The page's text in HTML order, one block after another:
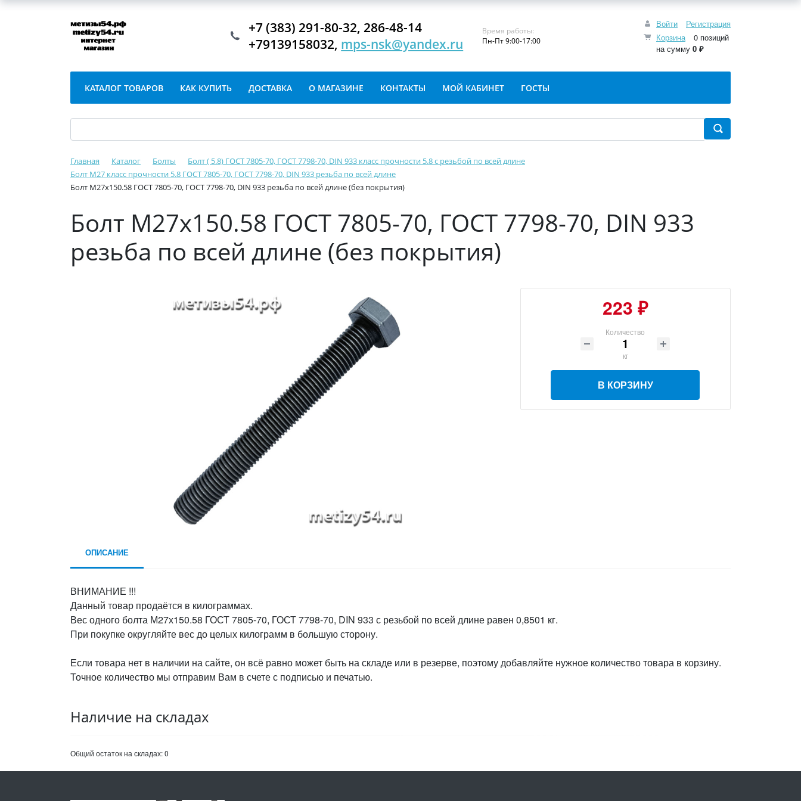
Войти
Регистрация
Корзина
0 позиций
на сумму 0 ₽
+7 (383) 291-80-32, 286-48-14
+79139158032, mps-nsk@yandex.ru
Время работы:
Пн-Пт 9:00-17:00
КАТАЛОГ ТОВАРОВ КАК КУПИТЬ ДОСТАВКА О МАГАЗИНЕ КОНТАКТЫ МОЙ КАБИНЕТ ГОСТЫ
Главная Каталог Болты
Болт ( 5.8) ГОСТ 7805-70, ГОСТ 7798-70, DIN 933 класс прочности 5.8 с резьбой по всей длине
Болт М27 класс прочности 5.8 ГОСТ 7805-70, ГОСТ 7798-70, DIN 933 резьба по всей длине
Болт М27х150.58 ГОСТ 7805-70, ГОСТ 7798-70, DIN 933 резьба по всей длине (без покрытия)
Болт М27х150.58 ГОСТ 7805-70, ГОСТ 7798-70, DIN 933
резьба по всей длине (без покрытия)
223 ₽
Количество
кг
В КОРЗИНУ
ОПИСАНИЕ
ВНИМАНИЕ !!!
Данный товар продаётся в килограммах.
Вес одного болта М27х150.58 ГОСТ 7805-70, ГОСТ 7798-70, DIN 933 с резьбой по всей длине равен 0,8501 кг.
При покупке округляйте вес до целых килограмм в большую сторону.
Если товара нет в наличии на сайте, он всё равно может быть на складе или в резерве, поэтому добавляйте нужное количество товара в корзину.
Точное количество мы отправим Вам в счете с подписью и печатью.
Наличие на складах
Общий остаток на складах:0